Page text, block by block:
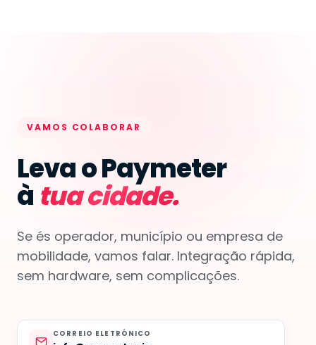
VAMOS COLABORAR
Leva o Paymeter
à tua cidade.
Se és operador, município ou empresa de
mobilidade, vamos falar. Integração rápida,
sem hardware, sem complicações.
CORREIO ELETRÓNICO